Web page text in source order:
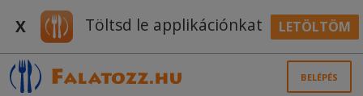
X Töltsd le applikációnkat LETÖLTÖM
BELÉPÉS